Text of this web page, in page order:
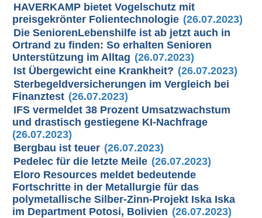
HAVERKAMP bietet Vogelschutz mit
preisgekrönter Folientechnologie (26.07.2023)
Die SeniorenLebenshilfe ist ab jetzt auch in
Ortrand zu finden: So erhalten Senioren
Unterstützung im Alltag (26.07.2023)
Ist Übergewicht eine Krankheit? (26.07.2023)
Sterbegeldversicherungen im Vergleich bei
Finanztest (26.07.2023)
IFS vermeldet 38 Prozent Umsatzwachstum
und drastisch gestiegene KI-Nachfrage
(26.07.2023)
Bergbau ist teuer (26.07.2023)
Pedelec für die letzte Meile (26.07.2023)
Eloro Resources meldet bedeutende
Fortschritte in der Metallurgie für das
polymetallische Silber-Zinn-Projekt Iska Iska
im Department Potosi, Bolivien (26.07.2023)